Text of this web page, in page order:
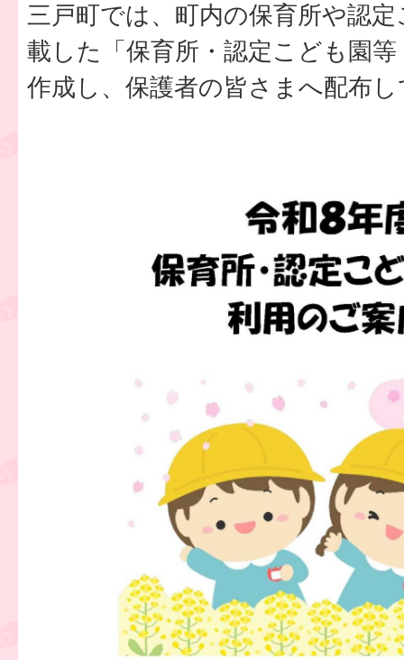
三戸町では、町内の保育所や認
載した「保育所・認定こども園
作成し、保護者の皆さまへ配布